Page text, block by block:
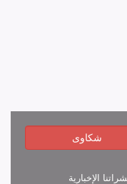
شكاوى
الإخبارية